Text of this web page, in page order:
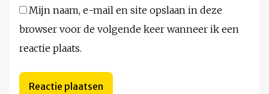
Mijn naam, e-mail en site opslaan in deze
browser voor de volgende keer wanneer ik een
reactie plaats.